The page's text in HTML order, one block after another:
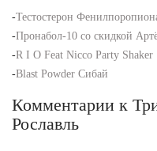
-Тестостерон
-Пронабол-10 со скидкой
-R I O Feat Nicco Party Shaker
-Blast Powder Сибай
Комментарии к
Рославль